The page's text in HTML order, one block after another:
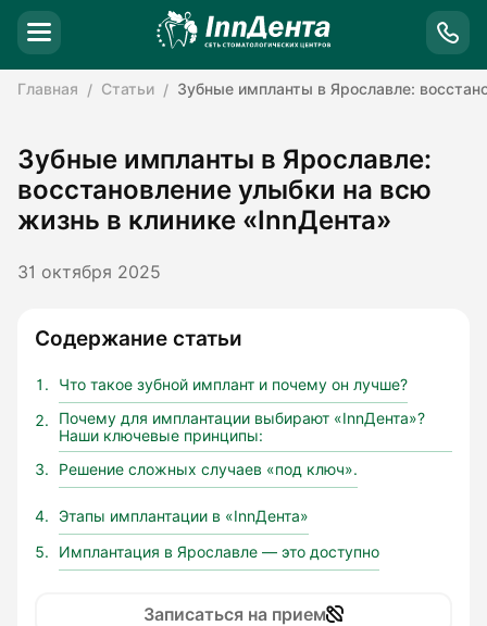
Главная Статьи Зубные импланты в Ярославле:
Зубные импланты в Ярославле:
восстановление улыбки на всю
жизнь в клинике «InnДента»
31 октября 2025
Содержание статьи
Что такое зубной имплант и почему он лучше?
Почему для имплантации выбирают «InnДента»?
Наши ключевые принципы:
Решение сложных случаев «под ключ».
Этапы имплантации в «InnДента»
Имплантация в Ярославле — это доступно
Записаться на прием